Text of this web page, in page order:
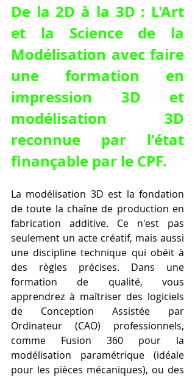
De la 2D à la 3D : L'Art
et la Science de la
Modélisation avec faire
une formation en
impression 3D et
modélisation 3D
reconnue par l'état
finançable par le CPF.
La modélisation 3D est la fondation
de toute la chaîne de production en
fabrication additive. Ce n'est pas
seulement un acte créatif, mais aussi
une discipline technique qui obéit à
des règles précises. Dans une
formation de qualité, vous
apprendrez à maîtriser des logiciels
de Conception Assistée par
Ordinateur (CAO) professionnels,
comme Fusion 360 pour la
modélisation paramétrique (idéale
pour les pièces mécaniques), ou des